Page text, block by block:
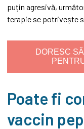
puțin agresivă,
terapie se potrivește
DORESC
Poate fi
vaccin